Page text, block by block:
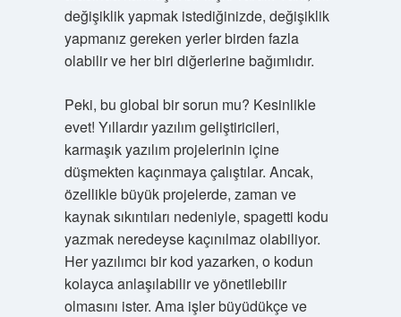
değişiklik yapmak istediğinizde, değişiklik
yapmanız gereken yerler birden fazla
olabilir ve her biri diğerlerine bağımlıdır.
Peki, bu global bir sorun mu? Kesinlikle
evet! Yıllardır yazılım geliştiricileri,
karmaşık yazılım projelerinin içine
düşmekten kaçınmaya çalıştılar. Ancak,
özellikle büyük projelerde, zaman ve
kaynak sıkıntıları nedeniyle, spagetti kodu
yazmak neredeyse kaçınılmaz olabiliyor.
Her yazılımcı bir kod yazarken, o kodun
kolayca anlaşılabilir ve yönetilebilir
olmasını ister. Ama işler büyüdükçe ve